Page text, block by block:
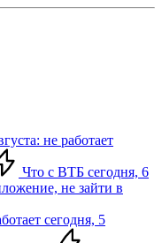
не работает
Что с ВТБ сегодня, 6
не зайти в
сегодня, 5